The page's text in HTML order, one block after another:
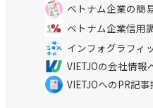
ベトナム企業の簡
ベトナム企業信用
インフォグラフィ
VIETJOの会社情報
VIETJOへのPR記